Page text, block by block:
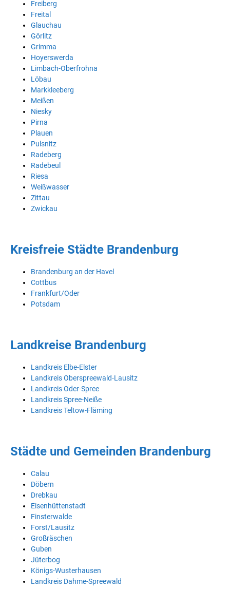
Freiberg
Freital
Glauchau
Görlitz
Grimma
Hoyerswerda
Limbach-Oberfrohna
Löbau
Markkleeberg
Meißen
Niesky
Pirna
Plauen
Pulsnitz
Radeberg
Radebeul
Riesa
Weißwasser
Zittau
Zwickau
Kreisfreie Städte Brandenburg
Brandenburg an der Havel
Cottbus
Frankfurt/Oder
Potsdam
Landkreise Brandenburg
Landkreis Elbe-Elster
Landkreis Oberspreewald-Lausitz
Landkreis Oder-Spree
Landkreis Spree-Neiße
Landkreis Teltow-Fläming
Städte und Gemeinden Brandenburg
Calau
Döbern
Drebkau
Eisenhüttenstadt
Finsterwalde
Forst/Lausitz
Großräschen
Guben
Jüterbog
Königs-Wusterhausen
Landkreis Dahme-Spreewald